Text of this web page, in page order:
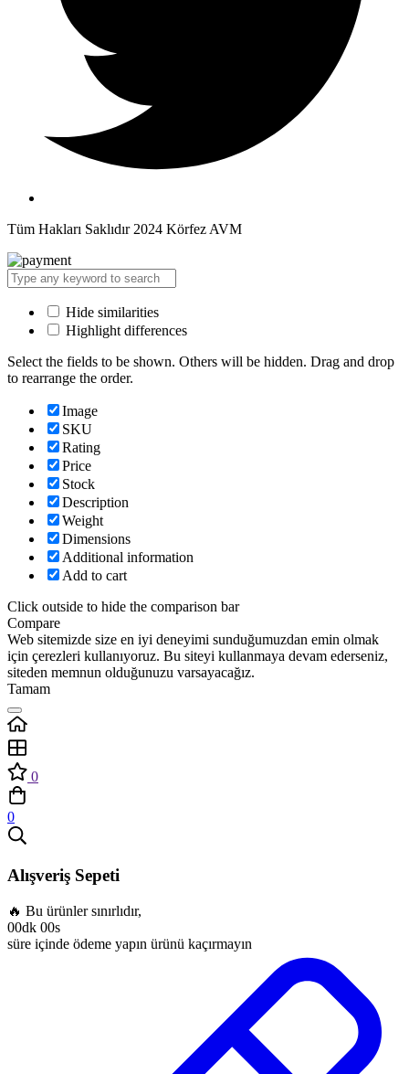
Tüm Hakları Saklıdır 2024 Körfez AVM
Hide similarities
Highlight differences
Select the fields to be shown. Others will be hidden. Drag and drop
to rearrange the order.
Image
SKU
Rating
Price
Stock
Description
Weight
Dimensions
Additional information
Add to cart
Click outside to hide the comparison bar
Compare
Web sitemizde size en iyi deneyimi sunduğumuzdan emin olmak
için çerezleri kullanıyoruz. Bu siteyi kullanmaya devam ederseniz,
siteden memnun olduğunuzu varsayacağız.
Tamam
0
0
Alışveriş Sepeti
🔥 Bu ürünler sınırlıdır,
00dk 00s
süre içinde ödeme yapın ürünü kaçırmayın